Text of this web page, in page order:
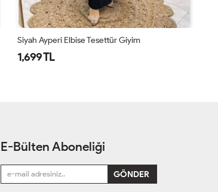
Siyah Ayperi Elbise Tesettür Giyim
1,699 TL
E-Bülten Aboneliği